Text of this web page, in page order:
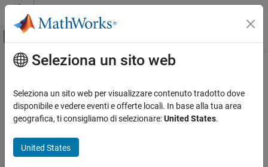
Vai al contenuto
Attiva/disattiva menu di navigazione
Pagina iniziale della documentazione
Analisi e rimodellazione della progettazione
diagnostica
Contenuto principale
Diagnosi sistematica di errori e
avvisi
Questo esempio mostra come utilizzare Diagnostic Viewer
errori e avvisi di simulazione in modo sistematico.
Seleziona un sito web
Seleziona un sito web per visualizzare contenuto tradotto dove
disponibile e vedere eventi e offerte locali. In base alla tua area
geografica, ti consigliamo di selezionare:United States.
United States